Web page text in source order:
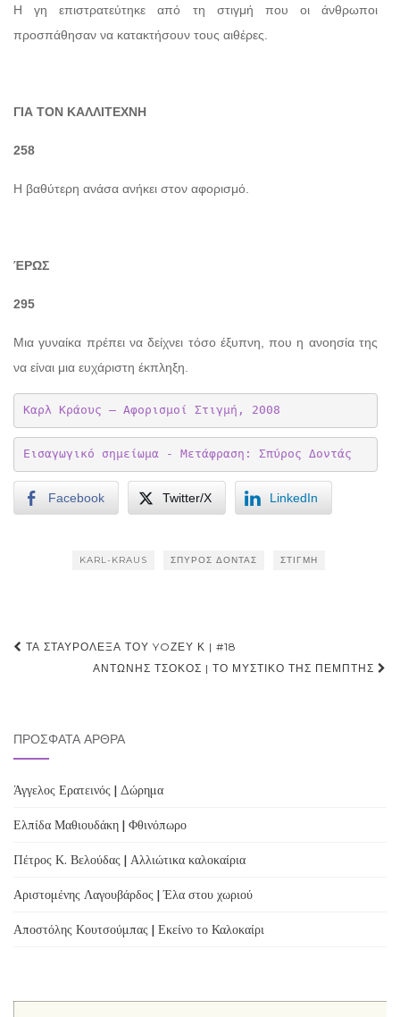
Η γη επιστρατεύτηκε από τη στιγμή που οι άνθρωποι
προσπάθησαν να κατακτήσουν τους αιθέρες.
ΓΙΑ ΤΟΝ ΚΑΛΛΙΤΕΧΝΗ
258
Η βαθύτερη ανάσα ανήκει στον αφορισμό.
ΈΡΩΣ
295
Μια γυναίκα πρέπει να δείχνει τόσο έξυπνη, που η ανοησία της
να είναι μια ευχάριστη έκπληξη.
Καρλ Κράους – Αφορισμοί Στιγμή, 2008
Εισαγωγικό σημείωμα - Μετάφραση: Σπύρος Δοντάς
Facebook Twitter/X LinkedIn
KARL-KRAUS ΣΠΎΡΟΣ ΔΟΝΤΆΣ ΣΤΙΓΜΉ
Post
navigation
ΤΑ ΣΤΑΥΡΌΛΕΞΑ ΤΟΥ YOΖΕΥ Κ | #18
ΑΝΤΏΝΗΣ ΤΣΌΚΟΣ | ΤΟ ΜΥΣΤΙΚΌ ΤΗΣ ΠΈΜΠΤΗΣ
ΠΡΌΣΦΑΤΑ ΆΡΘΡΑ
Άγγελος Ερατεινός | Δώρημα
Ελπίδα Μαθιουδάκη | Φθινόπωρο
Πέτρος Κ. Βελούδας | Αλλιώτικα καλοκαίρια
Αριστομένης Λαγουβάρδος | Έλα στου χωριού
Αποστόλης Κουτσούμπας | Εκείνο το Καλοκαίρι